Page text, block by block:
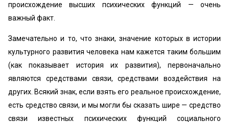
происхождение высших психических функций — очень
важный факт.
Замечательно и то, что знаки, значение которых в истории
культурного развития человека нам кажется таким большим
(как показывает история их развития), первоначально
являются средствами связи, средствами воздействия на
других. Всякий знак, если взять его реальное происхождение,
есть средство связи, и мы могли бы сказать шире — средство
связи известных психических функций социального